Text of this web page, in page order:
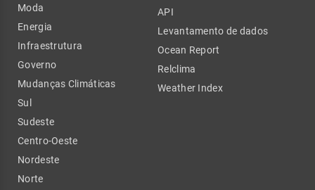
Moda
Energia
Infraestrutura
Governo
Mudanças Climáticas
Sul
Sudeste
Centro-Oeste
Nordeste
Norte
API
Levantamento de dados
Ocean Report
Relclima
Weather Index